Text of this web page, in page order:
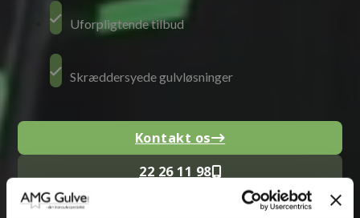
Uforpligtende tilbud
Skræddersyede gulvløsninger
Kontakt os
Klik her
22 26 11 98